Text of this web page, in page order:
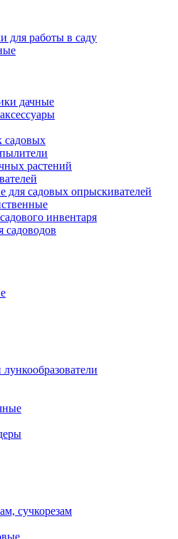
для работы в саду
дачные
садовых
растений
для садовых опрыскивателей
инвентаря
садоводов
сучкорезам